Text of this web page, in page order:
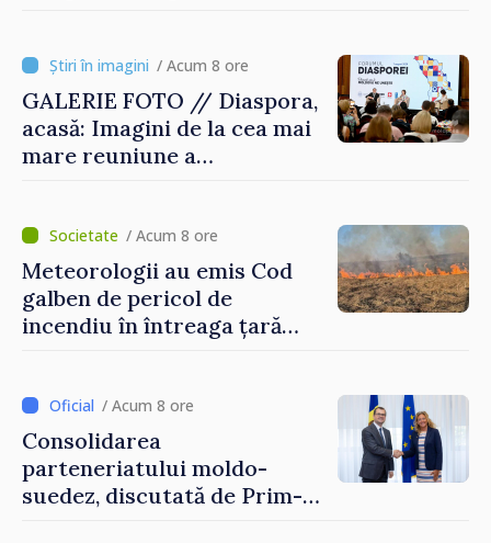
/ Acum 8 ore
GALERIE FOTO // Diaspora,
acasă: Imagini de la cea mai
mare reuniune a
/ Acum 8 ore
Meteorologii au emis Cod
galben de pericol de
incendiu în întreaga țară
/ Acum 8 ore
Consolidarea
parteneriatului moldo-
suedez, discutată de Prim-